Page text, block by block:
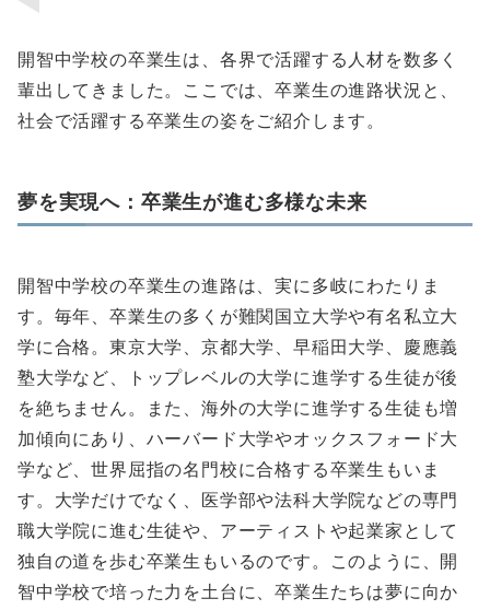
開智中学校の卒業生は、各界で活躍する人材を数多く
輩出してきました。ここでは、卒業生の進路状況と、
社会で活躍する卒業生の姿をご紹介します。
夢を実現へ：卒業生が進む多様な未来
開智中学校の卒業生の進路は、実に多岐にわたりま
す。毎年、卒業生の多くが難関国立大学や有名私立大
学に合格。東京大学、京都大学、早稲田大学、慶應義
塾大学など、トップレベルの大学に進学する生徒が後
を絶ちません。また、海外の大学に進学する生徒も増
加傾向にあり、ハーバード大学やオックスフォード大
学など、世界屈指の名門校に合格する卒業生もいま
す。大学だけでなく、医学部や法科大学院などの専門
職大学院に進む生徒や、アーティストや起業家として
独自の道を歩む卒業生もいるのです。このように、開
智中学校で培った力を土台に、卒業生たちは夢に向か